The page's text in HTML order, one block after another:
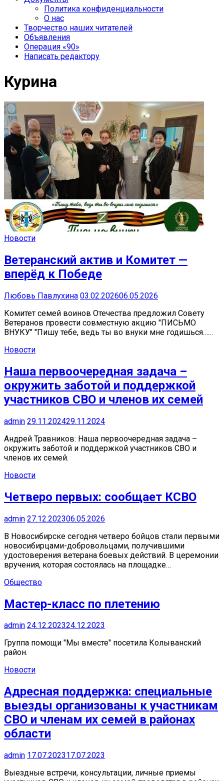
Политика конфиденциальности
О нас
Творчество наших читателей
Объявления
Операция «90»
Написать редактору
Курина
Новости
Ветеранский актив и Комитет —
вперёд к Победе
Любовь Павлухина 03.02.202606.05.2026
Комитет семей воинов Отечества предложил Совету
Ветеранов провести совместную акцию "ПИСЬМО
ВНУКУ" "Пишу тебе, ведь ты во внуки мне годишься……
Новости
Наша первоочередная задача –
окружить заботой и поддержкой
участников СВО и членов их семей
admin 29.11.202429.11.2024
Андрей Травников: Наша первоочередная задача –
окружить заботой и поддержкой участников СВО и
членов их семей.
Новости
Четверо первых: сообщает КСВО
admin 27.12.202306.05.2026
В Новосибирске сегодня четверо бойцов стали первыми
новосибирцами-добровольцами, получившими
удостоверения ветерана боевых действий. В церемонии
вручения, которая состоялась на площадке…
Общество
Мастер-класс по плетению
admin 24.12.202324.12.2023
Группа помощи "Мы вместе" посетила Колыванский
район.
Новости
Адресная поддержка: специальные
выезды организованы к участникам
СВО и членам их семей в районах
области
admin 17.07.202317.07.2023
Выездные встречи, консультации, личные приемы